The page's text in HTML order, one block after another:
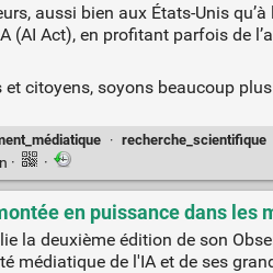
aussi bien aux États-Unis
(AI Act), en profitant parfois de
citoyens, soyons beaucoup
· recherche_scientifique
· ·
en puissance dans les
la deuxième édition de son
médiatique de l'IA et de ses